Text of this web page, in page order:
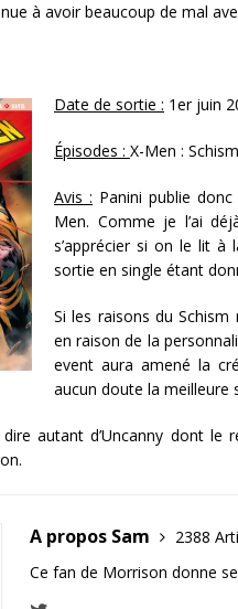
à avoir beaucoup de mal
Date de sortie : 1er juin
Épisodes : X-Men :
Avis : Panini publie
Men. Comme je l’ai
s’apprécier si on le lit à
sortie en single étant
Si les raisons du
en raison de la
event aura amené la
aucun doute la meilleure
autant d’Uncanny dont le
A propos Sam
2388
Ce fan de Morrison donne